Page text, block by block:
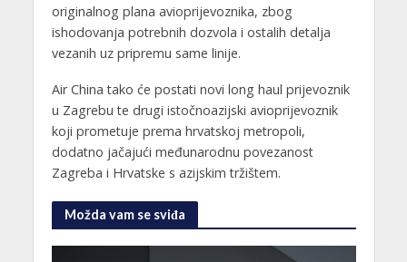
originalnog plana avioprijevoznika, zbog
ishodovanja potrebnih dozvola i ostalih detalja
vezanih uz pripremu same linije.
Air China tako će postati novi long haul prijevoznik
u Zagrebu te drugi istočnoazijski avioprijevoznik
koji prometuje prema hrvatskoj metropoli,
dodatno jačajući međunarodnu povezanost
Zagreba i Hrvatske s azijskim tržištem.
Možda vam se sviđa